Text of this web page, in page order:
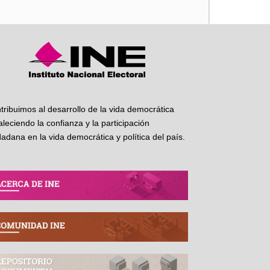
al desarrollo de la vida democrática
la confianza y la participación
en la vida democrática y política del país.